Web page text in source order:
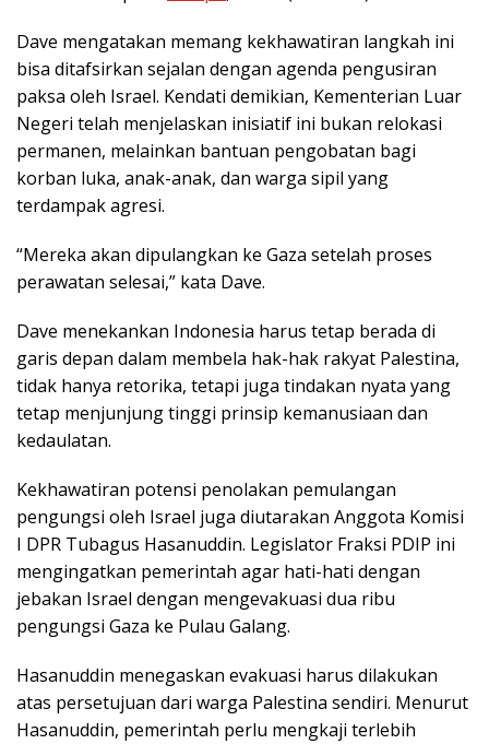
Dave mengatakan memang kekhawatiran langkah ini
bisa ditafsirkan sejalan dengan agenda pengusiran
paksa oleh Israel. Kendati demikian, Kementerian Luar
Negeri telah menjelaskan inisiatif ini bukan relokasi
permanen, melainkan bantuan pengobatan bagi
korban luka, anak-anak, dan warga sipil yang
terdampak agresi.
“Mereka akan dipulangkan ke Gaza setelah proses
perawatan selesai,” kata Dave.
Dave menekankan Indonesia harus tetap berada di
garis depan dalam membela hak-hak rakyat Palestina,
tidak hanya retorika, tetapi juga tindakan nyata yang
tetap menjunjung tinggi prinsip kemanusiaan dan
kedaulatan.
Kekhawatiran potensi penolakan pemulangan
pengungsi oleh Israel juga diutarakan Anggota Komisi
I DPR Tubagus Hasanuddin. Legislator Fraksi PDIP ini
mengingatkan pemerintah agar hati-hati dengan
jebakan Israel dengan mengevakuasi dua ribu
pengungsi Gaza ke Pulau Galang.
Hasanuddin menegaskan evakuasi harus dilakukan
atas persetujuan dari warga Palestina sendiri. Menurut
Hasanuddin, pemerintah perlu mengkaji terlebih